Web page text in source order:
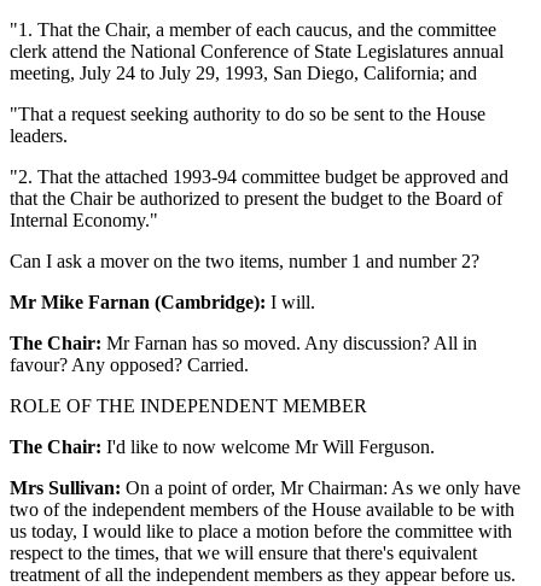
"1. That the Chair, a member of each caucus, and the committee
clerk attend the National Conference of State Legislatures annual
meeting, July 24 to July 29, 1993, San Diego, California; and
"That a request seeking authority to do so be sent to the House
leaders.
"2. That the attached 1993-94 committee budget be approved and
that the Chair be authorized to present the budget to the Board of
Internal Economy."
Can I ask a mover on the two items, number 1 and number 2?
Mr Mike Farnan (Cambridge): I will.
The Chair: Mr Farnan has so moved. Any discussion? All in
favour? Any opposed? Carried.
ROLE OF THE INDEPENDENT MEMBER
The Chair: I'd like to now welcome Mr Will Ferguson.
Mrs Sullivan: On a point of order, Mr Chairman: As we only have
two of the independent members of the House available to be with
us today, I would like to place a motion before the committee with
respect to the times, that we will ensure that there's equivalent
treatment of all the independent members as they appear before us.